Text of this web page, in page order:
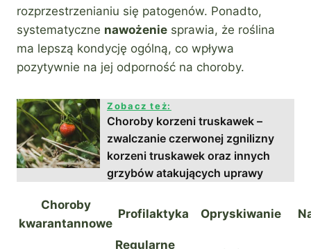
rozprzestrzenianiu się patogenów. Ponadto,
systematyczne nawożenie sprawia, że roślina
ma lepszą kondycję ogólną, co wpływa
pozytywnie na jej odporność na choroby.
Zobacz też:
Choroby korzeni truskawek –
zwalczanie czerwonej zgnilizny
korzeni truskawek oraz innych
grzybów atakujących uprawy
Choroby
kwarantannowe
Profilaktyka Opryskiwanie
Regularne